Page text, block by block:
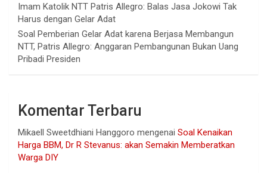
Imam Katolik NTT Patris Allegro: Balas Jasa Jokowi Tak
Harus dengan Gelar Adat
Soal Pemberian Gelar Adat karena Berjasa Membangun
NTT, Patris Allegro: Anggaran Pembangunan Bukan Uang
Pribadi Presiden
Komentar Terbaru
Mikaell Sweetdhiani Hanggoro mengenai Soal Kenaikan
Harga BBM, Dr R Stevanus: akan Semakin Memberatkan
Warga DIY